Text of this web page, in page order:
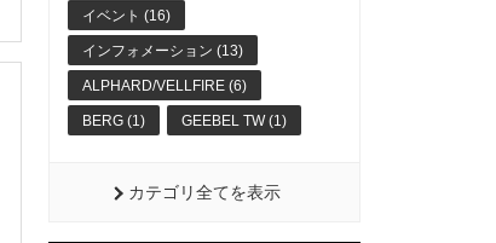
イベント (16)
インフォメーション (13)
ALPHARD/VELLFIRE (6)
BERG (1) GEEBEL TW (1)
カテゴリ全てを表示